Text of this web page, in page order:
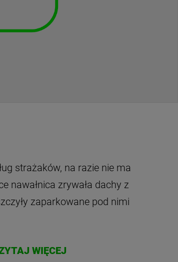
strażaków, na razie nie ma
nawałnica zrywała dachy z
zaparkowane pod nimi
WIĘCEJ